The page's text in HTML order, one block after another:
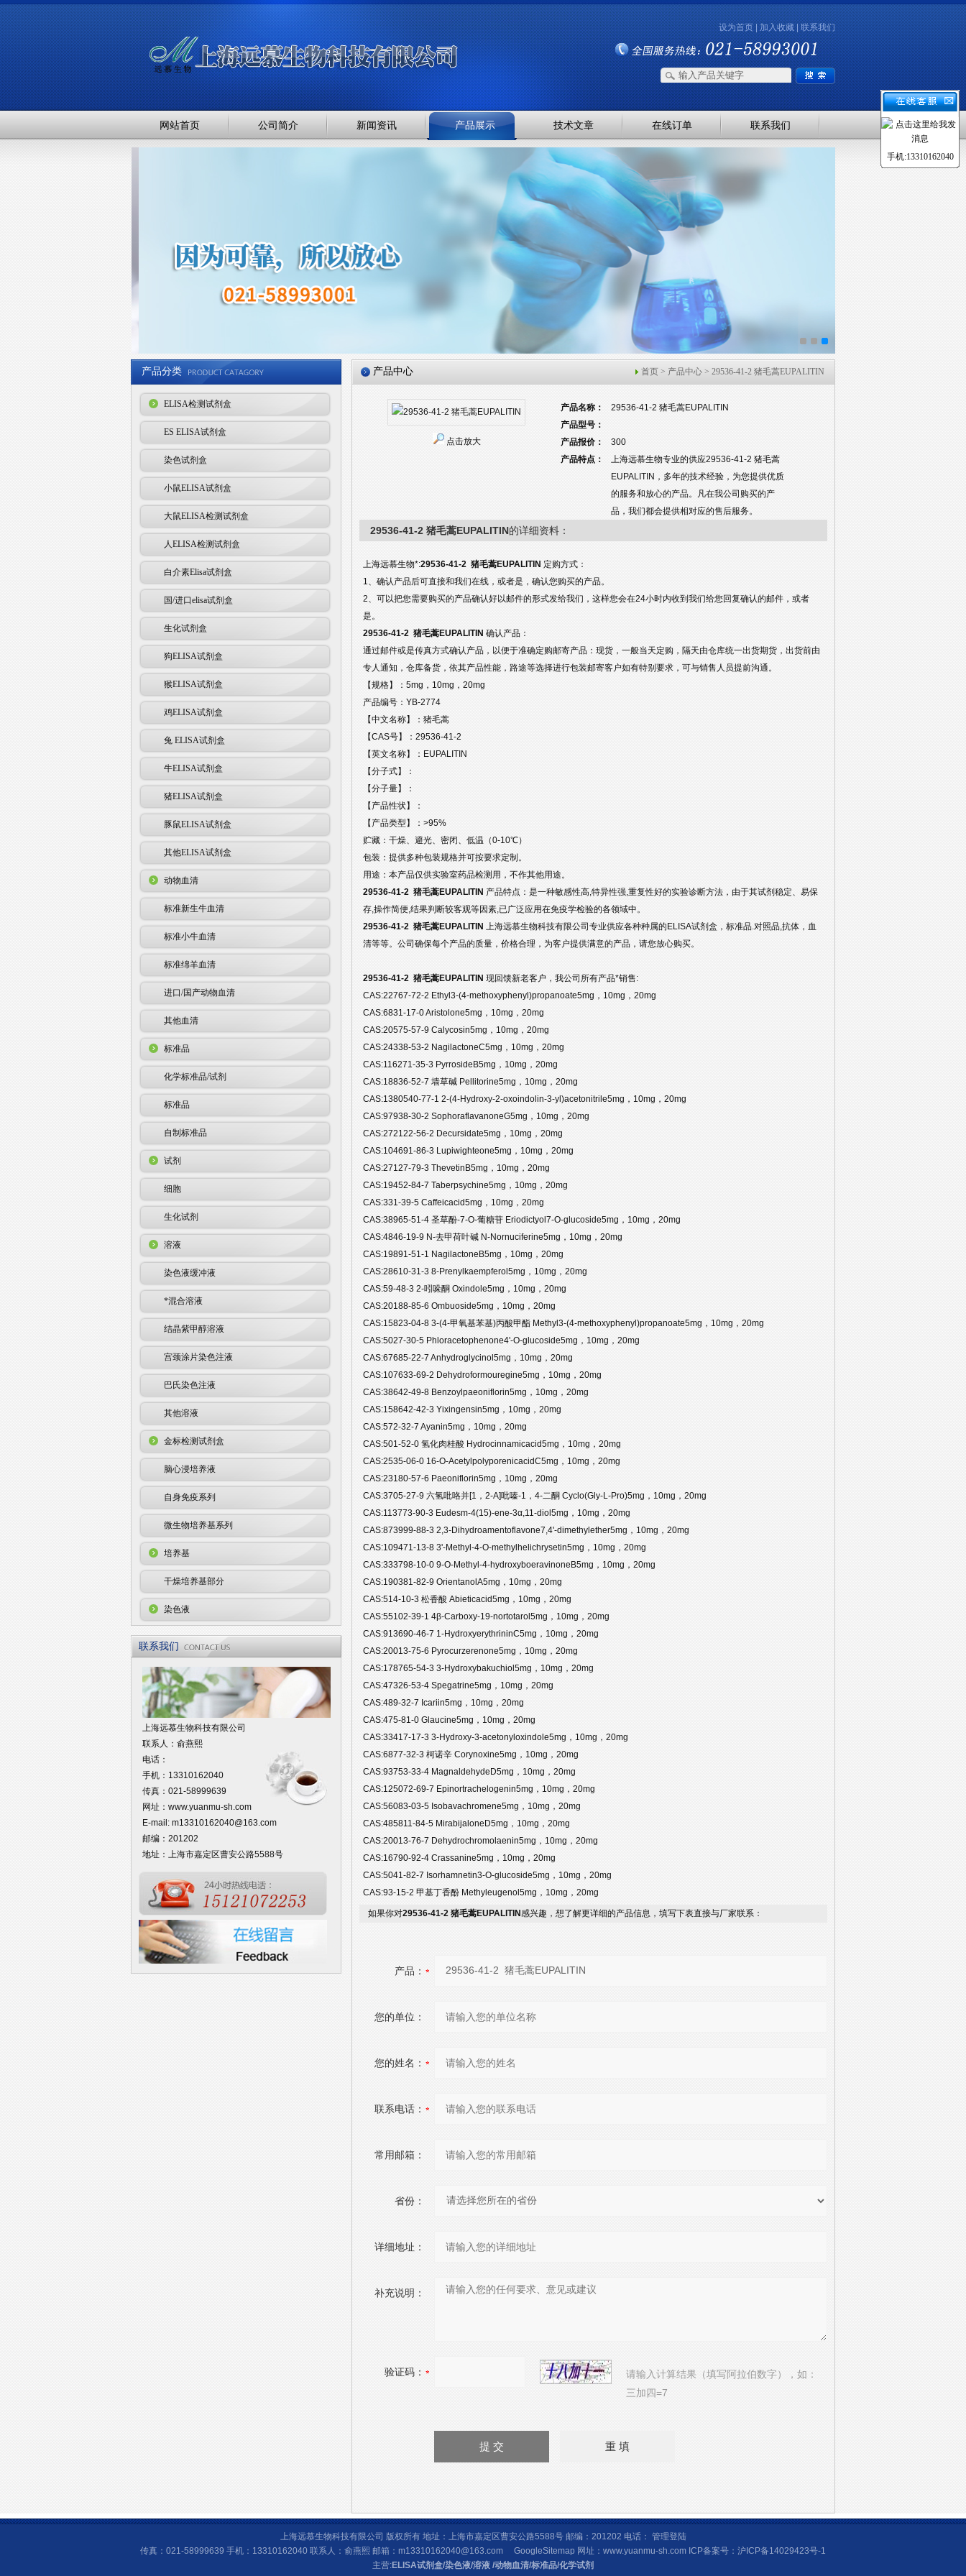
设为首页|加入收藏|联系我们
网站首页 公司简介 新闻资讯 产品展示 技术文章 在线订单 联系我们
产品分类
ELISA检测试剂盒
ES ELISA试剂盒
染色试剂盒
小鼠ELISA试剂盒
大鼠ELISA检测试剂盒
人ELISA检测试剂盒
白介素Elisa试剂盒
国/进口elisa试剂盒
生化试剂盒
狗ELISA试剂盒
猴ELISA试剂盒
鸡ELISA试剂盒
兔 ELISA试剂盒
牛ELISA试剂盒
猪ELISA试剂盒
豚鼠ELISA试剂盒
其他ELISA试剂盒
动物血清
标准新生牛血清
标准小牛血清
标准绵羊血清
进口/国产动物血清
其他血清
标准品
化学标准品/试剂
标准品
自制标准品
试剂
细胞
生化试剂
溶液
染色液缓冲液
*混合溶液
结晶紫甲醇溶液
宫颈涂片染色注液
巴氏染色注液
其他溶液
金标检测试剂盒
脑心浸培养液
自身免疫系列
微生物培养基系列
培养基
干燥培养基部分
染色液
联系我们
上海远慕生物科技有限公司
联系人：俞燕熙
电话：
手机：13310162040
传真：021-58999639
网址： www.yuanmu-sh.com
E-mail: m13310162040@163.com
邮编：201202
地址：上海市嘉定区曹安公路5588号
首页 > 产品中心 > 29536-41-2 猪毛蒿EUPALITIN
产品中心
点击放大
产品名称：
29536-41-2 猪毛蒿EUPALITIN
产品型号：
产品报价：
300
产品特点：
上海远慕生物专业的供应29536-41-2 猪毛蒿
EUPALITIN，多年的技术经验，为您提供优质
的服务和放心的产品。凡在我公司购买的产
品，我们都会提供相对应的售后服务。
29536-41-2 猪毛蒿EUPALITIN的详细资料：
上海远慕生物*:29536-41-2 猪毛蒿EUPALITIN 定购方式：
1、确认产品后可直接和我们在线，或者是，确认您购买的产品。
2、可以把您需要购买的产品确认好以邮件的形式发给我们，这样您会在24小时内收到我们给您回复确认的邮件，或者
是。
29536-41-2 猪毛蒿EUPALITIN 确认产品：
通过邮件或是传真方式确认产品，以便于准确定购邮寄产品：现货，一般当天定购，隔天由仓库统一出货期货，出货前由
专人通知，仓库备货，依其产品性能，路途等选择进行包装邮寄客户如有特别要求，可与销售人员提前沟通。
【规格】：5mg，10mg，20mg
产品编号：YB-2774
【中文名称】：猪毛蒿
【CAS号】：29536-41-2
【英文名称】：EUPALITIN
【分子式】：
【分子量】：
【产品性状】：
【产品类型】：>95%
贮藏：干燥、避光、密闭、低温（0-10℃）
包装：提供多种包装规格并可按要求定制。
用途：本产品仅供实验室药品检测用，不作其他用途。
29536-41-2 猪毛蒿EUPALITIN 产品特点：是一种敏感性高,特异性强,重复性好的实验诊断方法，由于其试剂稳定、易保
存,操作简便,结果判断较客观等因素,已广泛应用在免疫学检验的各领域中。
29536-41-2 猪毛蒿EUPALITIN 上海远慕生物科技有限公司专业供应各种种属的ELISA试剂盒，标准品.对照品,抗体，血
清等等。公司确保每个产品的质量，价格合理，为客户提供满意的产品，请您放心购买。
29536-41-2 猪毛蒿EUPALITIN 现回馈新老客户，我公司所有产品*销售:
CAS:22767-72-2 Ethyl3-(4-methoxyphenyl)propanoate5mg，10mg，20mg
CAS:6831-17-0 Aristolone5mg，10mg，20mg
CAS:20575-57-9 Calycosin5mg，10mg，20mg
CAS:24338-53-2 NagilactoneC5mg，10mg，20mg
CAS:116271-35-3 PyrrosideB5mg，10mg，20mg
CAS:18836-52-7 墙草碱 Pellitorine5mg，10mg，20mg
CAS:1380540-77-1 2-(4-Hydroxy-2-oxoindolin-3-yl)acetonitrile5mg，10mg，20mg
CAS:97938-30-2 SophoraflavanoneG5mg，10mg，20mg
CAS:272122-56-2 Decursidate5mg，10mg，20mg
CAS:104691-86-3 Lupiwighteone5mg，10mg，20mg
CAS:27127-79-3 ThevetinB5mg，10mg，20mg
CAS:19452-84-7 Taberpsychine5mg，10mg，20mg
CAS:331-39-5 Caffeicacid5mg，10mg，20mg
CAS:38965-51-4 圣草酚-7-O-葡糖苷 Eriodictyol7-O-glucoside5mg，10mg，20mg
CAS:4846-19-9 N-去甲荷叶碱 N-Nornuciferine5mg，10mg，20mg
CAS:19891-51-1 NagilactoneB5mg，10mg，20mg
CAS:28610-31-3 8-Prenylkaempferol5mg，10mg，20mg
CAS:59-48-3 2-吲哚酮 Oxindole5mg，10mg，20mg
CAS:20188-85-6 Ombuoside5mg，10mg，20mg
CAS:15823-04-8 3-(4-甲氧基苯基)丙酸甲酯 Methyl3-(4-methoxyphenyl)propanoate5mg，10mg，20mg
CAS:5027-30-5 Phloracetophenone4'-O-glucoside5mg，10mg，20mg
CAS:67685-22-7 Anhydroglycinol5mg，10mg，20mg
CAS:107633-69-2 Dehydroformouregine5mg，10mg，20mg
CAS:38642-49-8 Benzoylpaeoniflorin5mg，10mg，20mg
CAS:158642-42-3 Yixingensin5mg，10mg，20mg
CAS:572-32-7 Ayanin5mg，10mg，20mg
CAS:501-52-0 氢化肉桂酸 Hydrocinnamicacid5mg，10mg，20mg
CAS:2535-06-0 16-O-AcetylpolyporenicacidC5mg，10mg，20mg
CAS:23180-57-6 Paeoniflorin5mg，10mg，20mg
CAS:3705-27-9 六氢吡咯并[1，2-A]吡嗪-1，4-二酮 Cyclo(Gly-L-Pro)5mg，10mg，20mg
CAS:113773-90-3 Eudesm-4(15)-ene-3α,11-diol5mg，10mg，20mg
CAS:873999-88-3 2,3-Dihydroamentoflavone7,4'-dimethylether5mg，10mg，20mg
CAS:109471-13-8 3'-Methyl-4-O-methylhelichrysetin5mg，10mg，20mg
CAS:333798-10-0 9-O-Methyl-4-hydroxyboeravinoneB5mg，10mg，20mg
CAS:190381-82-9 OrientanolA5mg，10mg，20mg
CAS:514-10-3 松香酸 Abieticacid5mg，10mg，20mg
CAS:55102-39-1 4β-Carboxy-19-nortotarol5mg，10mg，20mg
CAS:913690-46-7 1-HydroxyerythrininC5mg，10mg，20mg
CAS:20013-75-6 Pyrocurzerenone5mg，10mg，20mg
CAS:178765-54-3 3-Hydroxybakuchiol5mg，10mg，20mg
CAS:47326-53-4 Spegatrine5mg，10mg，20mg
CAS:489-32-7 Icariin5mg，10mg，20mg
CAS:475-81-0 Glaucine5mg，10mg，20mg
CAS:33417-17-3 3-Hydroxy-3-acetonyloxindole5mg，10mg，20mg
CAS:6877-32-3 柯诺辛 Corynoxine5mg，10mg，20mg
CAS:93753-33-4 MagnaldehydeD5mg，10mg，20mg
CAS:125072-69-7 Epinortrachelogenin5mg，10mg，20mg
CAS:56083-03-5 Isobavachromene5mg，10mg，20mg
CAS:485811-84-5 MirabijaloneD5mg，10mg，20mg
CAS:20013-76-7 Dehydrochromolaenin5mg，10mg，20mg
CAS:16790-92-4 Crassanine5mg，10mg，20mg
CAS:5041-82-7 Isorhamnetin3-O-glucoside5mg，10mg，20mg
CAS:93-15-2 甲基丁香酚 Methyleugenol5mg，10mg，20mg
如果你对29536-41-2 猪毛蒿EUPALITIN感兴趣，想了解更详细的产品信息，填写下表直接与厂家联系：
产品：
您的单位：
您的姓名：
联系电话：
常用邮箱：
省份：
详细地址：
补充说明：
验证码：
请输入计算结果（填写阿拉伯数字），如：
三加四=7
上海远慕生物科技有限公司 版权所有 地址：上海市嘉定区曹安公路5588号 邮编：201202 电话： 管理登陆
传真：021-58999639 手机：13310162040 联系人：俞燕熙 邮箱： m13310162040@163.com GoogleSitemap 网址：www.yuanmu-sh.com ICP备案号： 沪ICP备14029423号-1
主营:ELISA试剂盒/染色液/溶液 /动物血清/标准品/化学试剂
手机:13310162040